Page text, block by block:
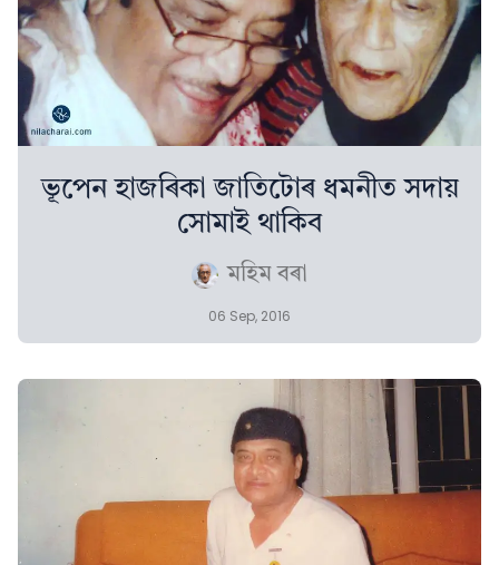
ভূপেন হাজৰিকা জাতিটোৰ ধমনীত সদায়
সোমাই থাকিব
মহিম বৰা
06 Sep, 2016